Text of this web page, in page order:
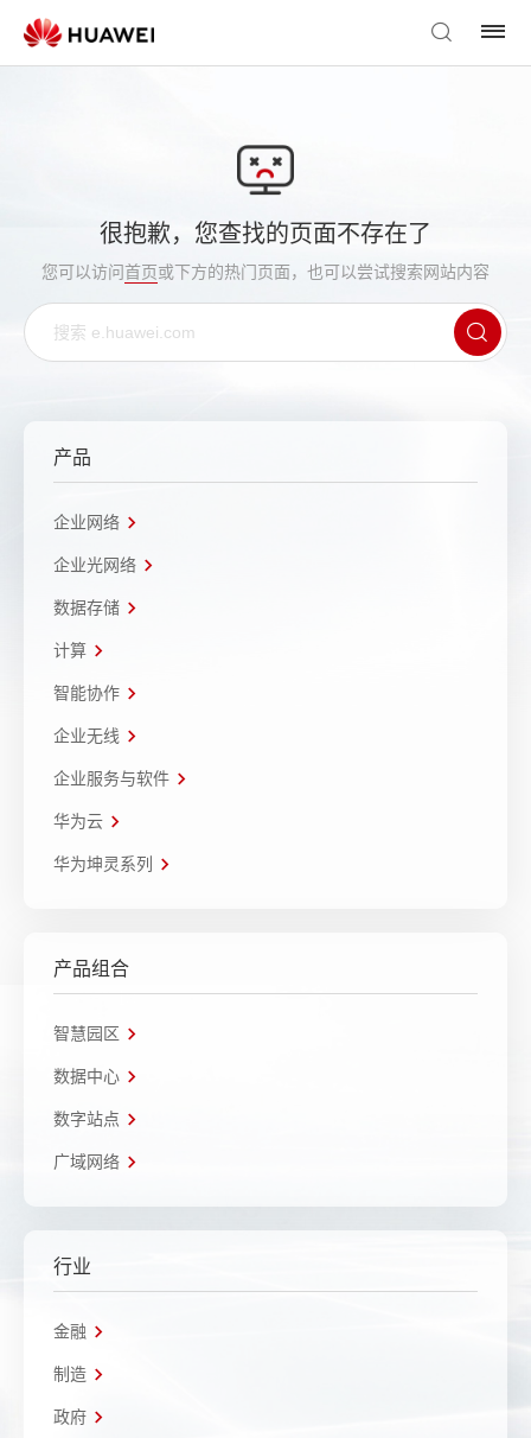
很抱歉，您查找的页面不存在了
您可以访问首页或下方的热门页面，也可以尝试搜索网站内容
产品
企业网络
企业光网络
数据存储
计算
智能协作
企业无线
企业服务与软件
华为云
华为坤灵系列
产品组合
智慧园区
数据中心
数字站点
广域网络
行业
金融
制造
政府